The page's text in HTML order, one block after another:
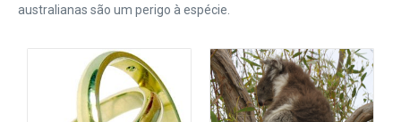
australianas são um perigo à espécie.